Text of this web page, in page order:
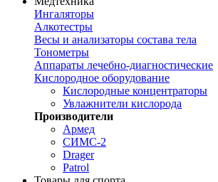
Ингаляторы
Алкотестры
Весы и анализаторы состава тела
Тонометры
Аппараты лечебно-диагностические
Кислородное оборудование
Кислородные концентраторы
Увлажнители кислорода
Производители
Армед
СИМС-2
Drager
Patrol